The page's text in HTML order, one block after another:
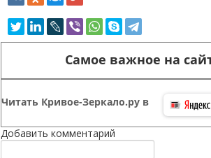
Самое важное на
Читать Кривое-Зеркало.ру в
Добавить комментарий